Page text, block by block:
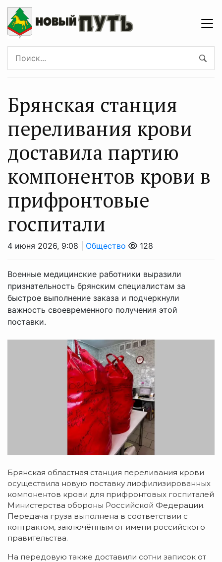
Брянская станция
переливания крови
доставила партию
компонентов крови в
прифронтовые
госпитали
4 июня 2026, 9:08 | Общество 128
Военные медицинские работники выразили
признательность брянским специалистам за
быстрое выполнение заказа и подчеркнули
важность своевременного получения этой
поставки.
Брянская областная станция переливания крови
осуществила новую поставку лиофилизированных
компонентов крови для прифронтовых госпиталей
Министерства обороны Российской Федерации.
Передача груза выполнена в соответствии с
контрактом, заключённым от имени российского
правительства.
На передовую также доставили сотни записок от